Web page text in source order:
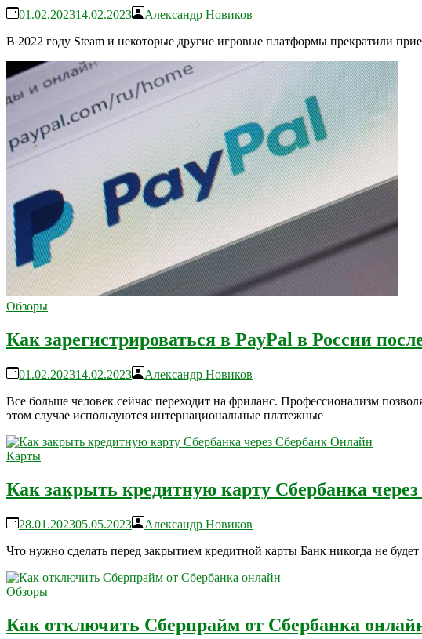
01.02.202314.02.2023
Александр Новиков
В 2022 году Steam и некоторые другие игровые платформы прекратили
Обзоры
Как зарегистрироваться в PayPal в России
01.02.202314.02.2023
Александр Новиков
Все больше человек сейчас переходит на фриланс. Профессионализм
этом случае используются интернациональные платежные
Карты
Как закрыть кредитную карту Сбербанка
28.01.202305.05.2023
Александр Новиков
Что нужно сделать перед закрытием кредитной карты Банк никогда не
Обзоры
Как отключить Сберпрайм от Сбербанка